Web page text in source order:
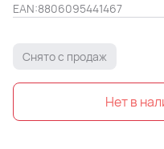
EAN:8806095441467
Снято с продаж